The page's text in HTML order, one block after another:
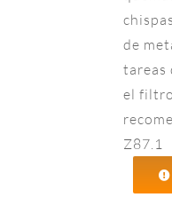
de
tareas
el
Z87.1